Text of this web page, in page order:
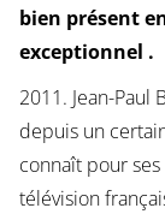
bien présent
exceptionnel .
2011. Jean-
depuis un
connaît pour
télévision